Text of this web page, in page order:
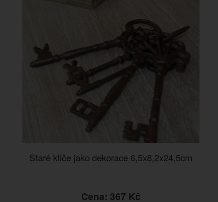
Staré klíče jako dekorace 6,5x8,2x24,5cm
Cena: 367 Kč